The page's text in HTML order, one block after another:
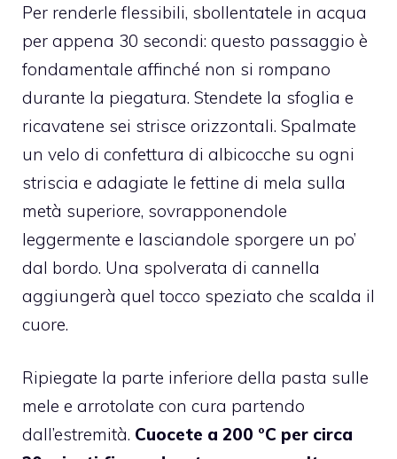
Per renderle flessibili, sbollentatele in acqua
per appena 30 secondi: questo passaggio è
fondamentale affinché non si rompano
durante la piegatura. Stendete la sfoglia e
ricavatene sei strisce orizzontali. Spalmate
un velo di confettura di albicocche su ogni
striscia e adagiate le fettine di mela sulla
metà superiore, sovrapponendole
leggermente e lasciandole sporgere un po’
dal bordo. Una spolverata di cannella
aggiungerà quel tocco speziato che scalda il
cuore.
Ripiegate la parte inferiore della pasta sulle
mele e arrotolate con cura partendo
dall’estremità. Cuocete a 200 °C per circa